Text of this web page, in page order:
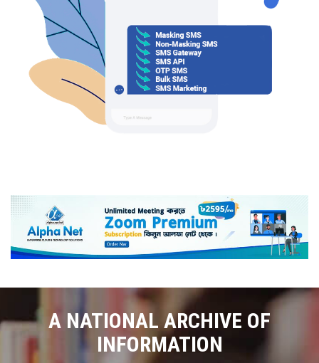
A NATIONAL ARCHIVE OF
INFORMATION